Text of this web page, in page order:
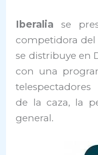
Iberalia se
competidora del
se distribuye en
con una
de la caza, la
general.